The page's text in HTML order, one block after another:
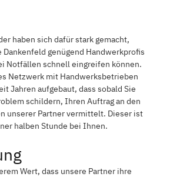
haben sich dafür stark gemacht,
genügend Handwerkprofis
Notfällen schnell eingreifen können.
Netzwerk mit Handwerksbetrieben
Jahren aufgebaut, dass sobald Sie
schildern, Ihren Auftrag an den
unserer Partner vermittelt. Dieser ist
halben Stunde bei Ihnen.
Wert, dass unsere Partner ihre